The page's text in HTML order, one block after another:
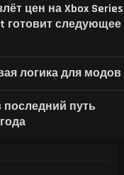
цен на Xbox Series
готовит следующее
логика для модов
путь